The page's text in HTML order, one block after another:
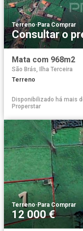
Terreno· Para Comprar
Consultar o
Mata com 968m2
São Brás, Ilha Terceira
Terreno
Disponibilizado há mais
Properstar
Terreno· Para Comprar
12 000 €